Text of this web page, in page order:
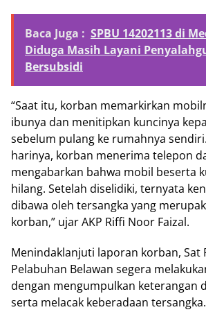
Baca Juga : SPBU 14202113 di
Diduga Masih Layani
Bersubsidi
“Saat itu, korban memarkirkan
ibunya dan menitipkan kuncinya
sebelum pulang ke rumahnya
harinya, korban menerima telepon
mengabarkan bahwa mobil beserta
hilang. Setelah diselidiki, ternyata
dibawa oleh tersangka yang
korban,” ujar AKP Riffi Noor Faizal.
Menindaklanjuti laporan korban, Sat
Pelabuhan Belawan segera
dengan mengumpulkan keterangan
serta melacak keberadaan tersangka.